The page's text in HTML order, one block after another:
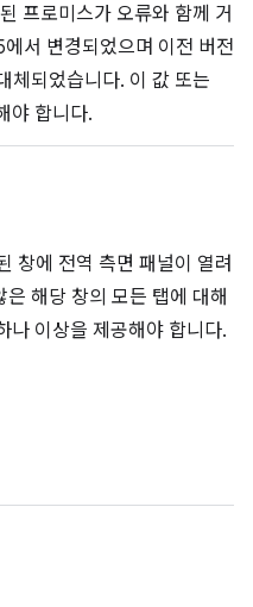
프로미스가 오류와 함께 거
서 변경되었으며 이전 버전
체되었습니다. 이 값 또는
야 합니다.
창에 전역 측면 패널이 열려
해당 창의 모든 탭에 대해
나 이상을 제공해야 합니다.